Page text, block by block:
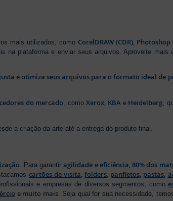
mais utilizados, como CorelDRAW (CDR),
na plataforma e enviar seus arquivos. Aproveite mais
e otimiza seus arquivos para o formato ideal de
do mercado, comoXerox, KBA e Heidelberg,
a criação da arte até a entrega do produto final.
. Para garantiragilidade e eficiência, 80% dos
cartões de visita,folders, panfletos, pastas,
e empresas de diversos segmentos, como
e muito mais. Seja qual for sua necessidade,